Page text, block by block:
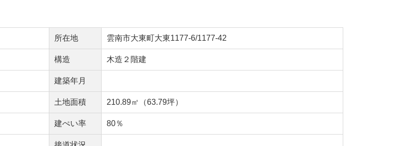
所在地 雲南市大東町大東1177-6/1177-42
構造 木造２階建
建築年月
土地面積 210.89㎡（63.79坪）
建ぺい率 80％